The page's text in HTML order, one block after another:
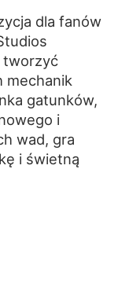
dla fanów
tworzyć
mechanik
gatunków,
i
wad, gra
i świetną